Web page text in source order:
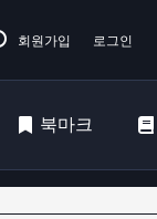
회원가입 로그인
북마크